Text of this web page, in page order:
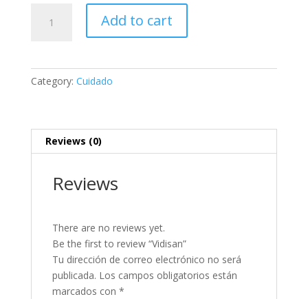
quantity
Add to cart
Category: Cuidado
Reviews (0)
Reviews
There are no reviews yet.
Be the first to review “Vidisan”
Tu dirección de correo electrónico no será
publicada. Los campos obligatorios están
marcados con *